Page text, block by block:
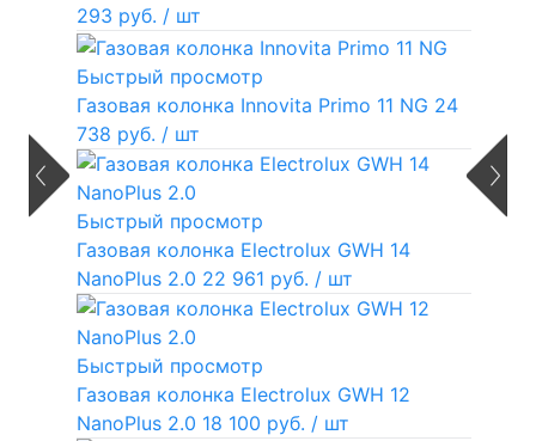
293 руб. / шт
Быстрый просмотр
Газовая колонка Innovita Primo 11 NG 24
738 руб. / шт
Быстрый просмотр
Газовая колонка Electrolux GWH 14
NanoPlus 2.0 22 961 руб. / шт
Быстрый просмотр
Газовая колонка Electrolux GWH 12
NanoPlus 2.0 18 100 руб. / шт